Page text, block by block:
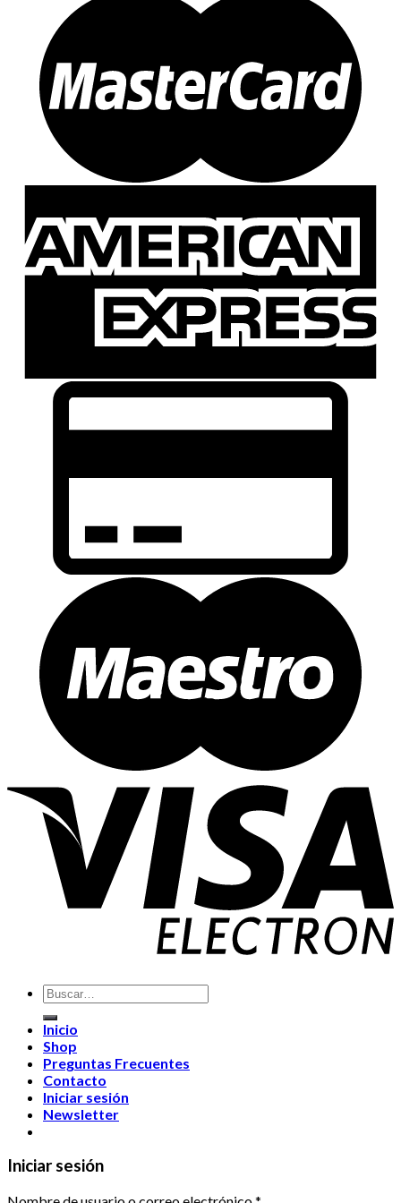
Buscar
por:
Inicio
Shop
Preguntas Frecuentes
Contacto
Iniciar sesión
Newsletter
Iniciar sesión